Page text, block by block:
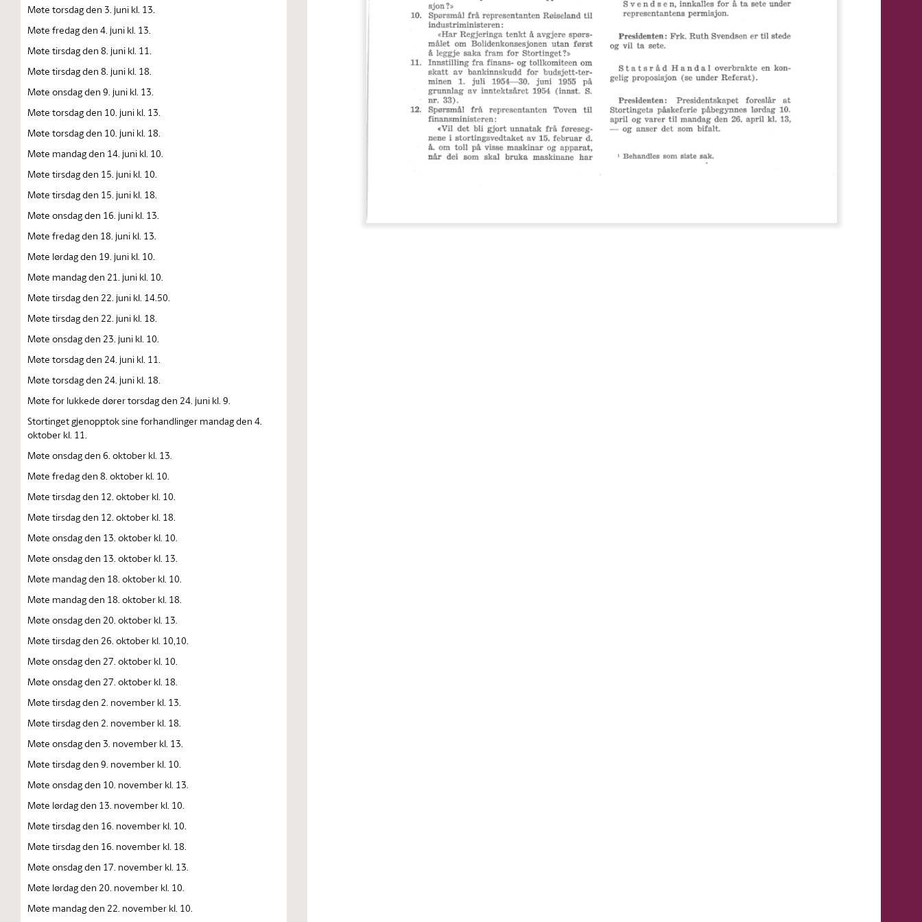
Møte torsdag den 3. juni kl. 13.
Møte fredag den 4. juni kl. 13.
Møte tirsdag den 8. juni kl. 11.
Møte tirsdag den 8. juni kl. 18.
Møte onsdag den 9. juni kl. 13.
Møte torsdag den 10. juni kl. 13.
Møte torsdag den 10. juni kl. 18.
Møte mandag den 14. juni kl. 10.
Møte tirsdag den 15. juni kl. 10.
Møte tirsdag den 15. juni kl. 18.
Møte onsdag den 16. juni kl. 13.
Møte fredag den 18. juni kl. 13.
Møte lørdag den 19. juni kl. 10.
Møte mandag den 21. juni kl. 10.
Møte tirsdag den 22. juni kl. 14.50.
Møte tirsdag den 22. juni kl. 18.
Møte onsdag den 23. juni kl. 10.
Møte torsdag den 24. juni kl. 11.
Møte torsdag den 24. juni kl. 18.
Møte for lukkede dører torsdag den 24. juni kl. 9.
Stortinget gjenopptok sine forhandlinger mandag den 4.
oktober kl. 11.
Møte onsdag den 6. oktober kl. 13.
Møte fredag den 8. oktober kl. 10.
Møte tirsdag den 12. oktober kl. 10.
Møte tirsdag den 12. oktober kl. 18.
Møte onsdag den 13. oktober kl. 10.
Møte onsdag den 13. oktober kl. 13.
Møte mandag den 18. oktober kl. 10.
Møte mandag den 18. oktober kl. 18.
Møte onsdag den 20. oktober kl. 13.
Møte tirsdag den 26. oktober kl. 10,10.
Møte onsdag den 27. oktober kl. 10.
Møte onsdag den 27. oktober kl. 18.
Møte tirsdag den 2. november kl. 13.
Møte tirsdag den 2. november kl. 18.
Møte onsdag den 3. november kl. 13.
Møte tirsdag den 9. november kl. 10.
Møte onsdag den 10. november kl. 13.
Møte lørdag den 13. november kl. 10.
Møte tirsdag den 16. november kl. 10.
Møte tirsdag den 16. november kl. 18.
Møte onsdag den 17. november kl. 13.
Møte lørdag den 20. november kl. 10.
Møte mandag den 22. november kl. 10.